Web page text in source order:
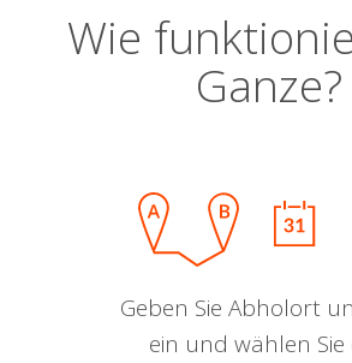
Wie
Ganze?
Geben Sie Abholort
ein und wählen Sie